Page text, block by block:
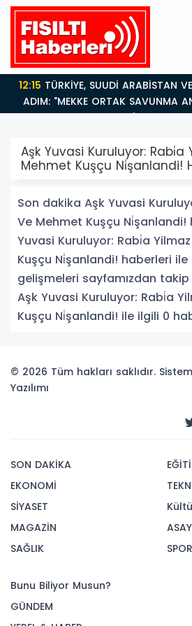
12:15TÜRKİYE, SUUDİ ARABİSTAN VE PAKİSTAN'DAN KRİTİK
ADIM: "MEKKE ORTAK SAVUNMA
Aşk Yuvasi Kuruluyor: Rabi̇a
Mehmet Kuşçu Ni̇şanlandi!
Son dakika Aşk Yuvasi
Ve Mehmet Kuşçu Ni̇şanlandi!
Yuvasi Kuruluyor: Rabi̇a
Kuşçu Ni̇şanlandi! haberleri
gelişmeleri sayfamızdan
Aşk Yuvasi Kuruluyor: Rabi̇a
Kuşçu Ni̇şanlandi! ile ilgili 0
© 2026 Tüm hakları saklıdır.
Yazılımı
SON DAKİKA
EKONOMİ
SİYASET
MAGAZİN
SAĞLIK
SPOR
Bunu Biliyor Musun?
GÜNDEM